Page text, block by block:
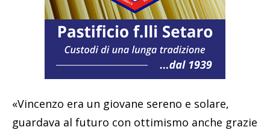
«Vincenzo era un giovane sereno e solare,
guardava al futuro con ottimismo anche grazie